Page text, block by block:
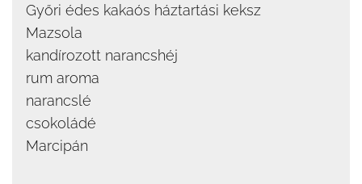
Győri édes kakaós háztartási keksz
Mazsola
kandírozott narancshéj
rum aroma
narancslé
csokoládé
Marcipán